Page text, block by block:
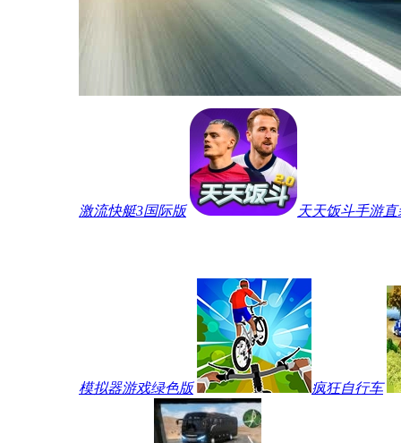
激流快艇3国际版 天天饭斗手游直
模拟器游戏绿色版 疯狂自行车